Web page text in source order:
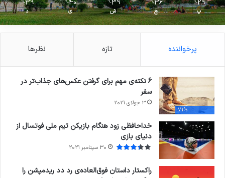
29
℃
پ
36
℃
ج
39
℃
ش
40
℃
ی
39
℃
د
پرخواننده تازه نظرها
71%
6 نکته‌ی مهم برای گرفتن عکس‌های جذاب‌تر در
سفر
3 جولای 2021
خداحافظی زود هنگام بازیکن تیم ملی فوتسال از
دنیای بازی
30 سپتامبر 2021
راکستار داستان فوق‌العاده‌ی رد دد ریدمپشن را